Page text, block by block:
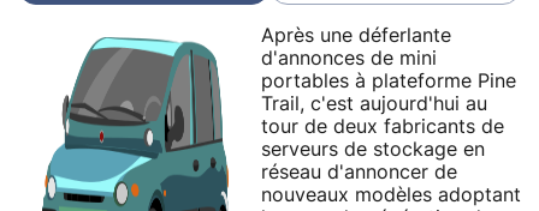
Après une déferlante
d'annonces de mini
portables à plateforme Pine
Trail, c'est aujourd'hui au
tour de deux fabricants de
serveurs de stockage en
réseau d'annoncer de
nouveaux modèles adoptant